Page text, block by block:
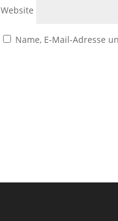
Website
Name, E-Mail-Adresse